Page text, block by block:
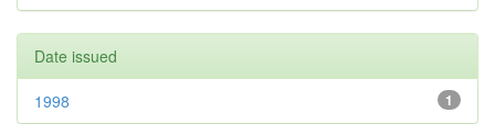
Date issued
1
1998